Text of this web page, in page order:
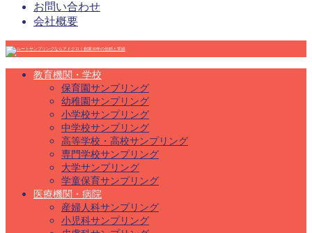
お問い合わせ
会社概要
教育機関・学校
保育園サンプリング
幼稚園サンプリング
小学校サンプリング
中学校サンプリング
高等学校・高校サンプリング
専門学校サンプリング
大学サンプリング
学童保育サンプリング
医療機関・病院
産婦人科サンプリング
小児科サンプリング